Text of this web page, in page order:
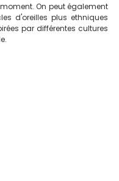
On peut également
d'oreilles plus ethniques
par différentes cultures